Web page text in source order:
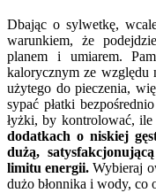
Dbając o sylwetkę,
warunkiem, że
planem i umiarem.
kalorycznym ze względu
użytego do pieczenia,
sypać płatki
łyżki, by kontrolować,
dodatkach o niskiej
dużą,
limitu energii. Wybieraj
dużo błonnika i wody, co